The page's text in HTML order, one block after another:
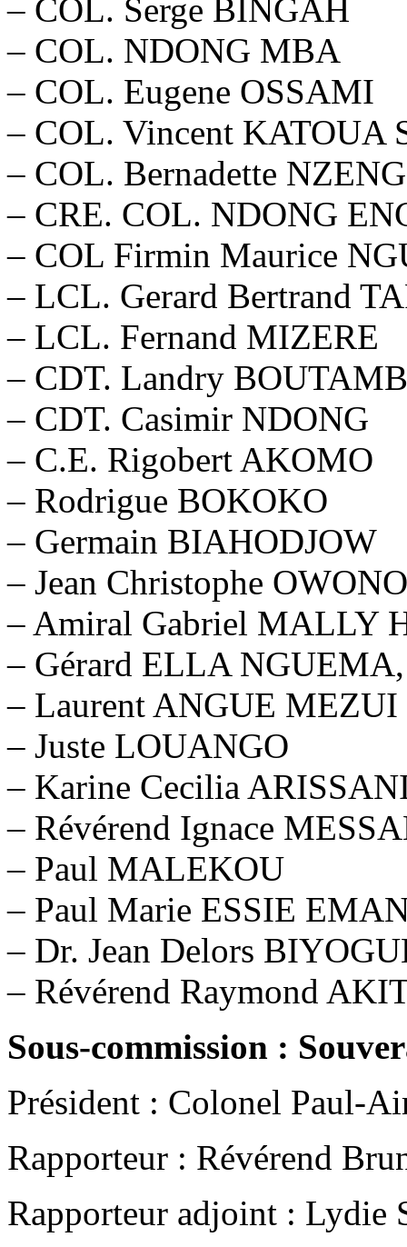
– COL. Serge BINGAH
– COL. NDONG MBA
– COL. Eugene OSSAMI
– COL. Vincent KATOUA
– COL. Bernadette
– CRE. COL. NDONG
– COL Firmin Maurice
– LCL. Gerard Bertrand
– LCL. Fernand MIZERE
– CDT. Landry
– CDT. Casimir NDONG
– C.E. Rigobert AKOMO
– Rodrigue BOKOKO
– Germain BIAHODJOW
– Jean Christophe
– Amiral Gabriel MALLY
– Gérard ELLA NGUEMA,
– Laurent ANGUE MEZUI
– Juste LOUANGO
– Karine Cecilia
– Révérend Ignace
– Paul MALEKOU
– Paul Marie ESSIE
– Dr. Jean Delors
– Révérend Raymond
Sous-commission :
Président : Colonel Paul-
Rapporteur : Révérend
Rapporteur adjoint :